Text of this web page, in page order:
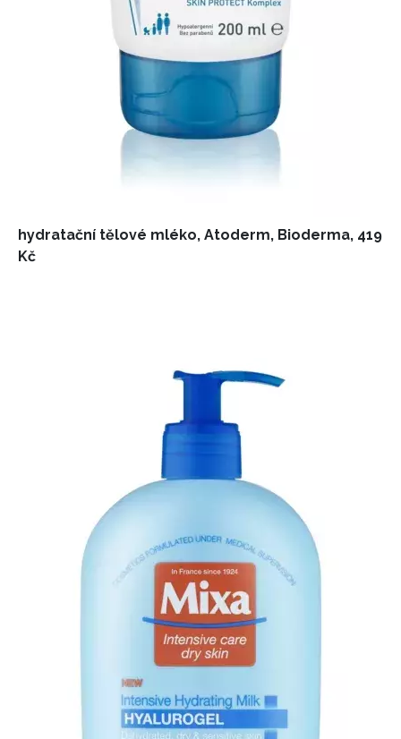
INFORMACE
hydratační tělové mléko, Atoderm, Bioderma, 419
Kč